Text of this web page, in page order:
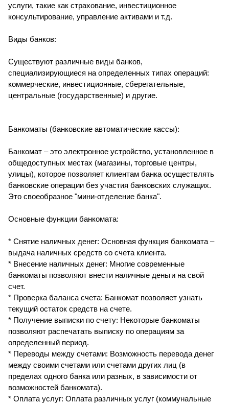
услуги, такие как страхование, инвестиционное
консультирование, управление активами и т.д.
Виды банков:
Существуют различные виды банков,
специализирующиеся на определенных типах операций:
коммерческие, инвестиционные, сберегательные,
центральные (государственные) и другие.
Банкоматы (банковские автоматические кассы):
Банкомат – это электронное устройство, установленное в
общедоступных местах (магазины, торговые центры,
улицы), которое позволяет клиентам банка осуществлять
банковские операции без участия банковских служащих.
Это своеобразное "мини-отделение банка".
Основные функции банкомата:
* Снятие наличных денег: Основная функция банкомата –
выдача наличных средств со счета клиента.
* Внесение наличных денег: Многие современные
банкоматы позволяют внести наличные деньги на свой
счет.
* Проверка баланса счета: Банкомат позволяет узнать
текущий остаток средств на счете.
* Получение выписки по счету: Некоторые банкоматы
позволяют распечатать выписку по операциям за
определенный период.
* Переводы между счетами: Возможность перевода денег
между своими счетами или счетами других лиц (в
пределах одного банка или разных, в зависимости от
возможностей банкомата).
* Оплата услуг: Оплата различных услуг (коммунальные